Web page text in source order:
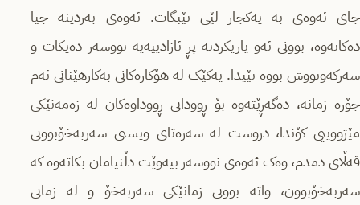
جای ئەوەی بە یەکجار لێی تێبگات. ئەوەی بەردینە جیا
دەکاتەوە، بوونی ئەو یاریکردنە پڕ ئازادییەیە نووسەر دەیکات و
سەرکەوتووش بووە تێیدا. یەکێک لە هۆکارەکانی بەکارهێنانی ئەم
جۆرە زمانە، دەگەڕێتەوە بۆ ڕوودانی ڕووداوەکان لە زەمەنێکی
مێژووییی کۆندا، دروست لە سەرەتای ویستی سەربەخۆبوونی
قەڵای دمدم، وەک ئەوەی نووسەر بیەوێت دڵنیامان بکاتەوە کە
سەربەخۆبوون، واتە بوونی زمانێکی سەربەخۆ و لە زمانی